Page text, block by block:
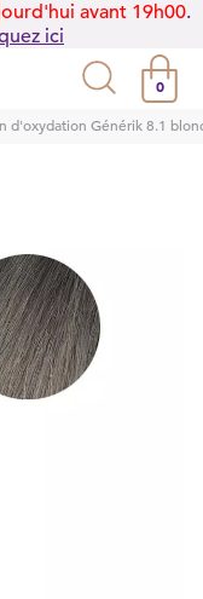
avant 19h00.
ici
0
d'oxydation Générik 8.1